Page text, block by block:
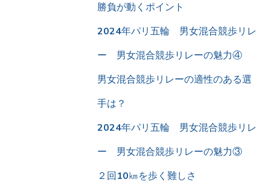
勝負が動くポイント
2024年パリ五輪 男女混合競歩リレ
ー 男女混合競歩リレーの魅力④
男女混合競歩リレーの適性のある選
手は？
2024年パリ五輪 男女混合競歩リレ
ー 男女混合競歩リレーの魅力③
２回10㎞を歩く難しさ